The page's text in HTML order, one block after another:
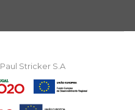
Stricker S.A